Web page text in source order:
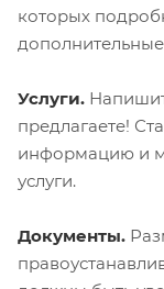
которых
Услуги.
предлагаете!
информацию и
услуги.
Документы.